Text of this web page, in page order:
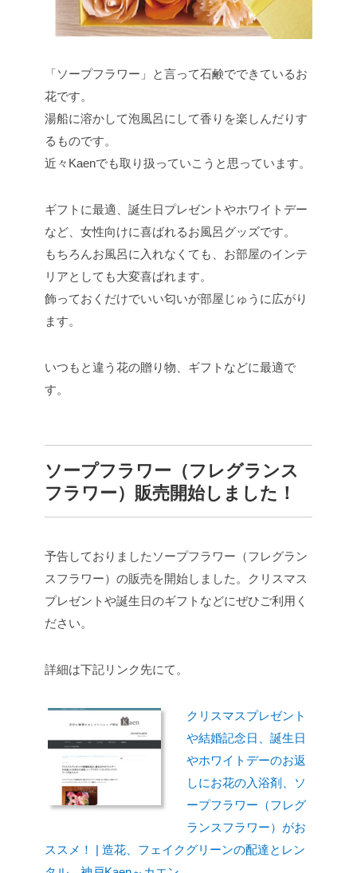
「ソープフラワー」と言って石鹸でできているお
花です。
湯船に溶かして泡風呂にして香りを楽しんだりす
るものです。
近々Kaenでも取り扱っていこうと思っています。
ギフトに最適、誕生日プレゼントやホワイトデー
など、女性向けに喜ばれるお風呂グッズです。
もちろんお風呂に入れなくても、お部屋のインテ
リアとしても大変喜ばれます。
飾っておくだけでいい匂いが部屋じゅうに広がり
ます。
いつもと違う花の贈り物、ギフトなどに最適で
す。
ソープフラワー（フレグランス
フラワー）販売開始しました！
予告しておりましたソープフラワー（フレグラン
スフラワー）の販売を開始しました。クリスマス
プレゼントや誕生日のギフトなどにぜひご利用く
ださい。
詳細は下記リンク先にて。
クリスマスプレゼント
や結婚記念日、誕生日
やホワイトデーのお返
しにお花の入浴剤、ソ
ープフラワー（フレグ
ランスフラワー）がお
ススメ！ | 造花、フェイクグリーンの配達とレン